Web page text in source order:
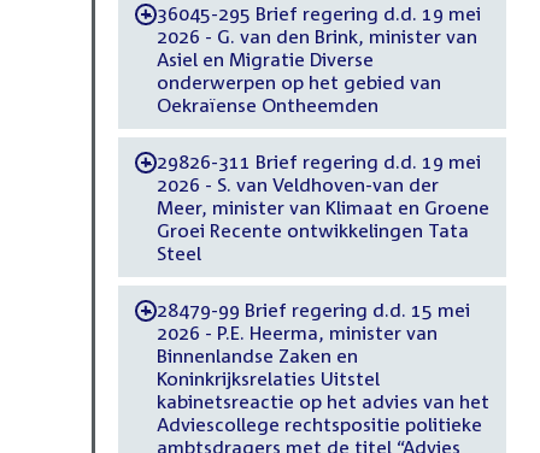
-36045-295 Brief regering d.d. 19 mei
2026 - G. van den Brink, minister van
Asiel en Migratie Diverse
onderwerpen op het gebied van
Oekraïense Ontheemden
-29826-311 Brief regering d.d. 19 mei
2026 - S. van Veldhoven-van der
Meer, minister van Klimaat en Groene
Groei Recente ontwikkelingen Tata
Steel
-28479-99 Brief regering d.d. 15 mei
2026 - P.E. Heerma, minister van
Binnenlandse Zaken en
Koninkrijksrelaties Uitstel
kabinetsreactie op het advies van het
Adviescollege rechtspositie politieke
ambtsdragers met de titel “Advies